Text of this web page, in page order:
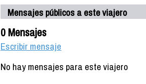
Mensajes públicos a este viajero
0 Mensajes
Escribir mensaje
No hay mensajes para este viajero